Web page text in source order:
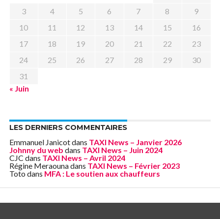
3
4 5 6 7 8
9
10
11 12 13 14 15
16
17
18 19 20 21 22
23
24
25 26 27 28 29
30
31
« Juin
LES DERNIERS COMMENTAIRES
Emmanuel Janicotdans TAXI News – Janvier 2026
Johnny du web dans TAXI News – Juin 2024
CJC dans TAXI News – Avril 2024
Régine Meraounadans TAXI News – Février 2023
Toto dans MFA : Le soutien aux chauffeurs